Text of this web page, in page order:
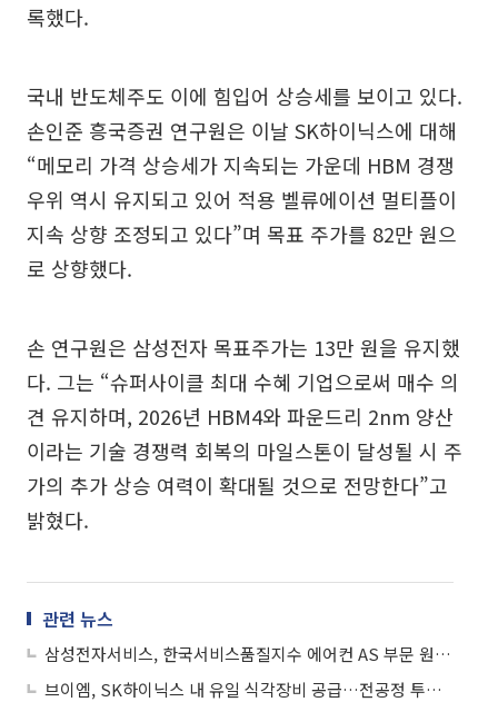
록했다.
국내 반도체주도 이에 힘입어 상승세를 보이고 있다.
손인준 흥국증권 연구원은 이날 SK하이닉스에 대해
“메모리 가격 상승세가 지속되는 가운데 HBM 경쟁
우위 역시 유지되고 있어 적용 벨류에이션 멀티플이
지속 상향 조정되고 있다”며 목표 주가를 82만 원으
로 상향했다.
손 연구원은 삼성전자 목표주가는 13만 원을 유지했
다. 그는 “슈퍼사이클 최대 수혜 기업으로써 매수 의
견 유지하며, 2026년 HBM4와 파운드리 2nm 양산
이라는 기술 경쟁력 회복의 마일스톤이 달성될 시 주
가의 추가 상승 여력이 확대될 것으로 전망한다”고
밝혔다.
관련 뉴스
삼성전자서비스, 한국서비스품질지수 에어컨 AS 부문 원년 1위
브이엠, SK하이닉스 내 유일 식각장비 공급…전공정 투자로 올해 흑자전환 기대